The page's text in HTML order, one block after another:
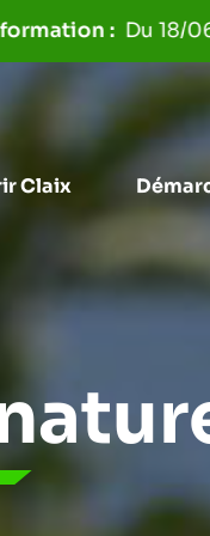
Du 18/06 au 31/
Claix